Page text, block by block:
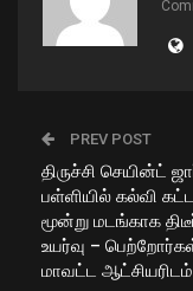
PREV POST
திருச்சி செயின்ட்
பள்ளியில் கல்வி
மூன்று மடங்காக
உயர்வு –
மாவட்ட